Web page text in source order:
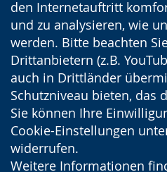
den Internetauftritt
und zu analysieren, wie
werden. Bitte beachten
Drittanbietern (z.B.
auch in Drittländer
Schutzniveau bieten, das
Sie können Ihre
Cookie-Einstellungen
widerrufen.
Weitere Informationen